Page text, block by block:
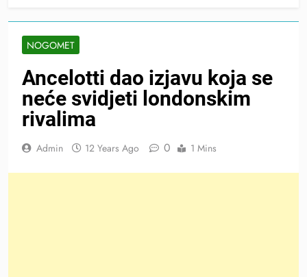
NOGOMET
Ancelotti dao izjavu koja se
neće svidjeti londonskim
rivalima
Admin 12 Years Ago 0 1 Mins